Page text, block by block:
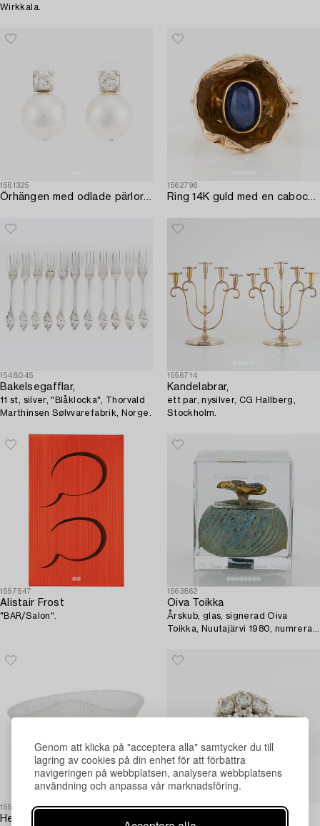
Genom att klicka på "acceptera alla" samtycker du till
lagring av cookies på din enhet för att förbättra
navigeringen på webbplatsen, analysera webbplatsens
användning och anpassa vår marknadsföring.
Wirkkala.
1561325
Örhängen med odlade pärlor och briljantslipade diamanter.
1562796
Ring 14K guld med en cabochonslipad safir.
1548045
Bakelsegafflar,
11 st, silver, "Blåklocka", Thorvald
Marthinsen Sølvvarefabrik, Norge.
1556714
Kandelabrar,
ett par, nysilver, CG Hallberg,
Stockholm.
1557547
Alistair Frost
"BAR/Salon".
1563862
Oiva Toikka
Årskub, glas, signerad Oiva
Toikka, Nuutajärvi 1980, numrerad
1551647
Helena Tynell
1558733